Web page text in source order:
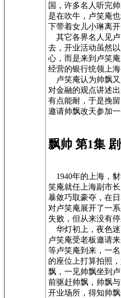
国，许多名人听完
是在吹牛，卢笑庵
下带着女儿小琳离开
其它各界名人见
去，开业活动虽然
心，而是来到卢笑
经营的银行统领上海
卢笑庵认为帅飘又
对金融的观点讲述
有点能耐，于是挽
邀请帅飘改天参加一
飘帅 第1集
1940年的上海，
笑庵就任上海副市
暴敛巧取豪夺，在
对卢笑庵展开了一
失败，但从来没有停
华灯初上，夜色迷
卢笑庵受老板邀请
等卢笑庵到来，一
的座位上打算拍照
飘，一见帅飘坐到
前驱赶帅飘，帅飘
开业场所，得知帅